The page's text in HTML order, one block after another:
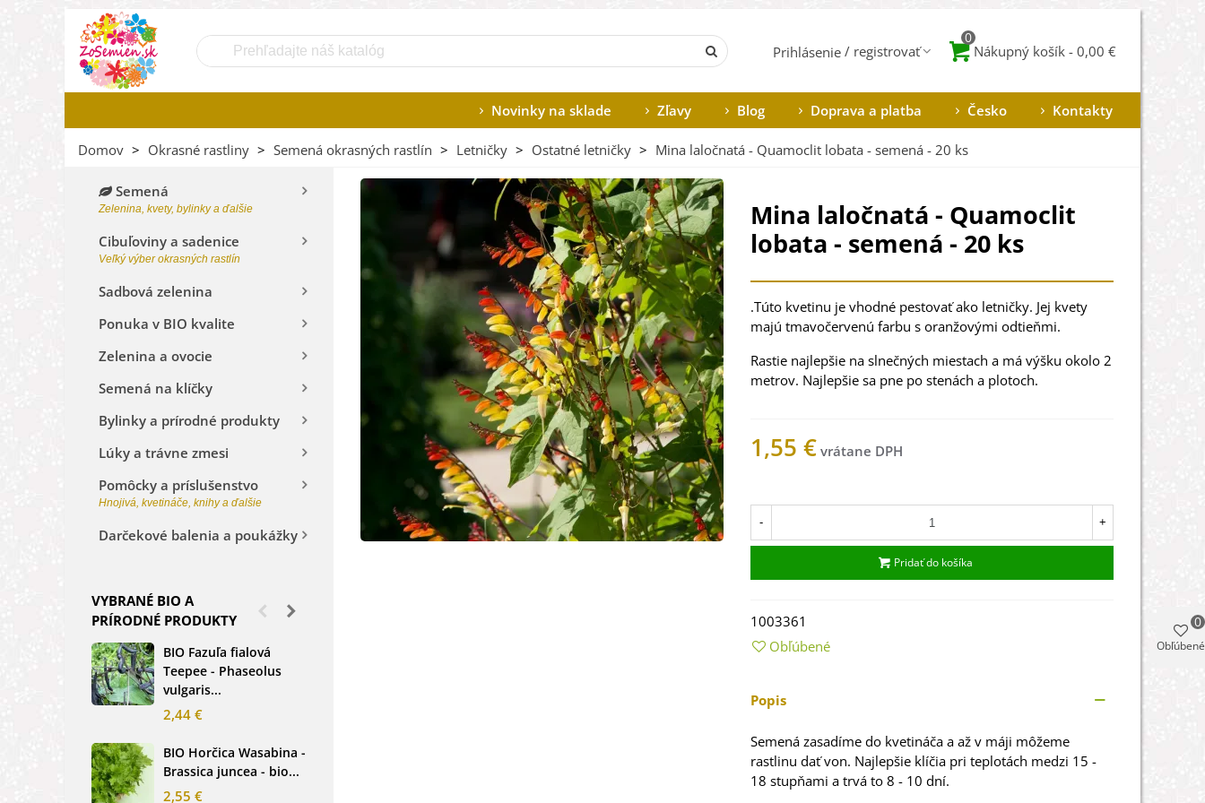
Prihlásenie
0
Nákupný košík - 0,00 €
Novinky na sklade Zľavy Blog Doprava a platba Česko Kontakty
Domov > Okrasné rastliny > Semená okrasných rastlín > Letničky > Ostatné letničky > Mina laločnatá - Quamoclit lobata - semená - 20 ks
Semená
Zelenina, kvety, bylinky a ďalšie
Cibuľoviny a sadenice
Veľký výber okrasných rastlín
Sadbová zelenina
Ponuka v BIO kvalite
Zelenina a ovocie
Semená na klíčky
Bylinky a prírodné produkty
Lúky a trávne zmesi
Pomôcky a príslušenstvo
Hnojivá, kvetináče, knihy a ďalšie
Darčekové balenia a poukážky
VYBRANÉ BIO A
PRÍRODNÉ PRODUKTY
BIO Fazuľa fialová
Teepee - Phaseolus
vulgaris...
2,44 €
BIO Horčica Wasabina -
Brassica juncea - bio...
2,55 €
Mina laločnatá - Quamoclit
lobata - semená - 20 ks
.Túto kvetinu je vhodné pestovať ako letničky. Jej kvety
majú tmavočervenú farbu s oranžovými odtieňmi.
Rastie najlepšie na slnečných miestach a má výšku okolo 2
metrov. Najlepšie sa pne po stenách a plotoch.
1,55 €
- +
Pridať do košíka
1003361
Obľúbené
Popis
Semená zasadíme do kvetináča a až v máji môžeme
rastlinu dať von. Najlepšie klíčia pri teplotách medzi 15 -
18 stupňami a trvá to 8 - 10 dní.
Obľúbené
0